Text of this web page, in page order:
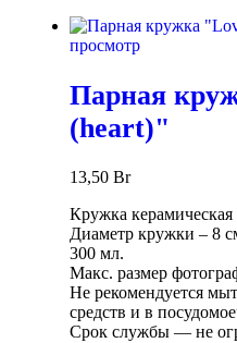
просмотр
Парная
(heart)"
13,50 Br
Кружка керамическая
Диаметр кружки – 8
300 мл.
Макс. размер
Не рекомендуется
средств и в
Срок службы ― не